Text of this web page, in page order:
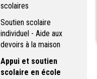
scolaires
Soutien scolaire
individuel - Aide aux
devoirs à la maison
Appui et soutien
scolaire en école